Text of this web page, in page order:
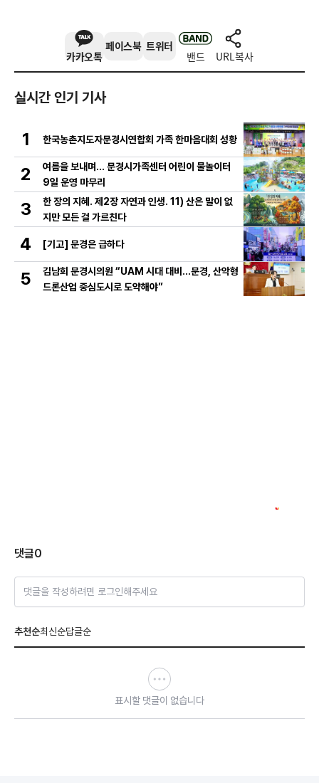
카카오톡
페이스북 트위터
밴드 URL복사
실시간 인기 기사
1 한국농촌지도자문경시연합회 가족 한마음대회 성황
2
여름을 보내며… 문경시가족센터 어린이 물놀이터
9일 운영 마무리
3
한 장의 지혜. 제2장 자연과 인생. 11) 산은 말이 없
지만 모든 걸 가르친다
4 [기고] 문경은 급하다
5
김남희 문경시의원 “UAM 시대 대비…문경, 산악형
드론산업 중심도시로 도약해야”
댓글0
댓글을 작성하려면 로그인해주세요
추천순최신순답글순
표시할 댓글이 없습니다